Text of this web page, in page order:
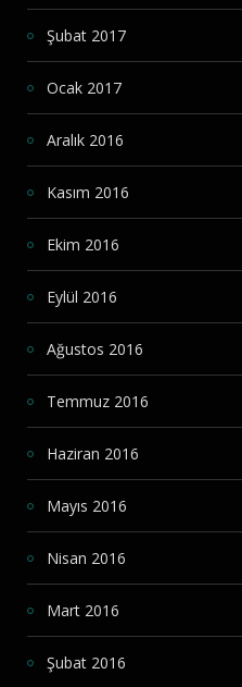
Şubat 2017
Ocak 2017
Aralık 2016
Kasım 2016
Ekim 2016
Eylül 2016
Ağustos 2016
Temmuz 2016
Haziran 2016
Mayıs 2016
Nisan 2016
Mart 2016
Şubat 2016